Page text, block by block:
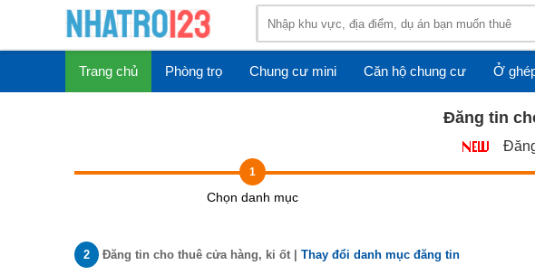
Trang chủ Phòng trọ Chung cư mini Căn hộ chung cư Ở
Đăng tin
1
Chọn danh mục
2 Đăng tin cho thuê cửa hàng, ki ốt | Thay đổi danh mục đăng tin